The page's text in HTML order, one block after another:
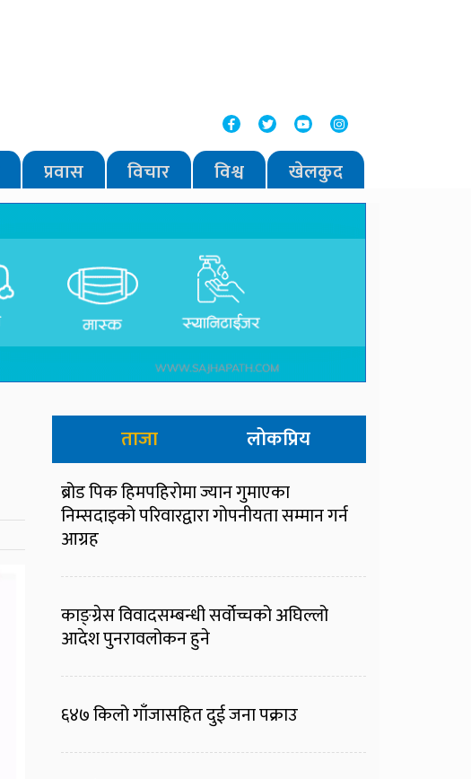
प्रवास विचार विश्व खेलकुद
ताजा लोकप्रिय
ब्रोड पिक हिमपहिरोमा ज्यान गुमाएका
निम्सदाइको परिवारद्वारा गोपनीयता सम्मान गर्न
आग्रह
काङ्ग्रेस विवादसम्बन्धी सर्वोच्चको अघिल्लो
आदेश पुनरावलोकन हुने
६४७ किलो गाँजासहित दुई जना पक्राउ